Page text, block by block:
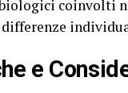
coinvolti
e